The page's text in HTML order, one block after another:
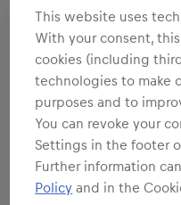
This website uses
With your consent,
cookies (including
technologies to make
purposes and to
You can revoke your
Settings in the footer
Further information
Policy and in the